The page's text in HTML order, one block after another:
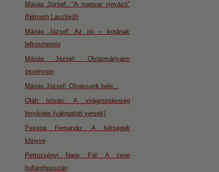
Máriás József: "A magyar vigyázó"
(Németh Lászlóról)
Máriás József: Az iró – korának
lelkiismerete
Máriás József: Olvasmányaim
ösvényein
Máriás József: Olvassunk bele…
Oláh István: A virágmindenség
fényképe (válogatott versek)
Pessoa Fernando: A kétségek
könyve
Petrozsényi Nagy Pál: A zene
hullámhosszán